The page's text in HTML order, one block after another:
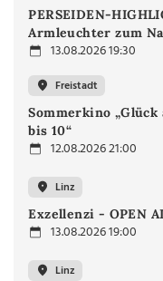
PERSEIDEN-
Armleuchter zum
13.08.2026 19:30
Freistadt
Sommerkino „Glück
bis 10“
12.08.2026 21:00
Linz
Exzellenzi - OPEN
13.08.2026 19:00
Linz